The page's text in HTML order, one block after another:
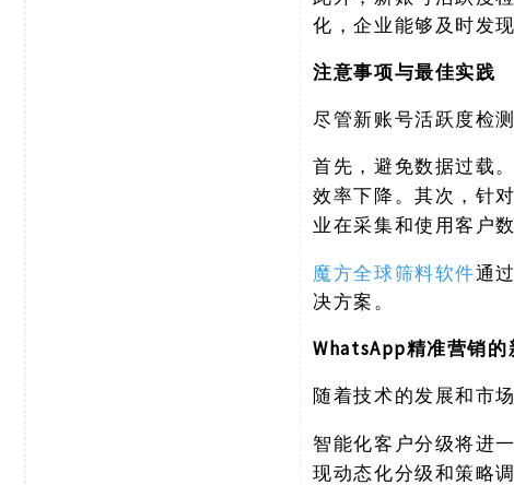
化，企业能够及时发
注意事项与最佳实践
尽管新账号活跃度检
首先，避免数据过载
效率下降。其次，针
业在采集和使用客户
魔方全球筛料软件通
决方案。
WhatsApp精准营销的
随着技术的发展和市
智能化客户分级将进
现动态化分级和策略